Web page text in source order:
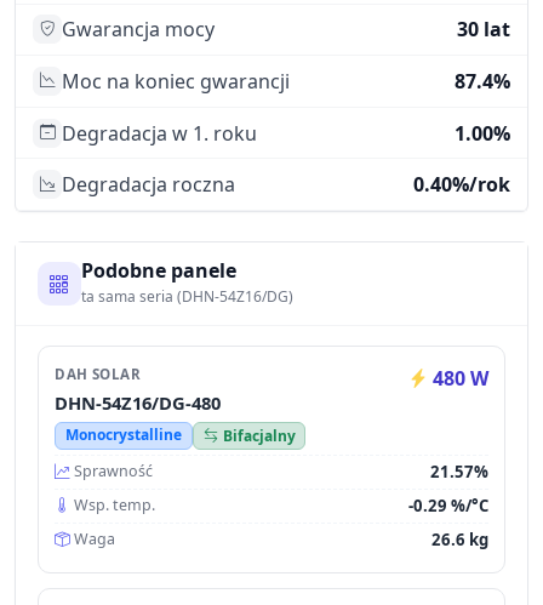
Gwarancja mocy
30 lat
Moc na koniec gwarancji
87.4%
Degradacja w 1. roku
1.00%
Degradacja roczna
0.40%/rok
Podobne panele
ta sama seria (DHN-54Z16/DG)
DAH SOLAR 480 W
DHN-54Z16/DG-480
Monocrystalline
Bifacjalny
Sprawność
21.57%
Wsp. temp. -0.29 %/°C
Waga 26.6 kg